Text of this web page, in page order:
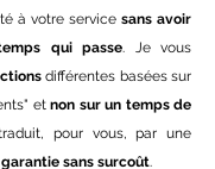
à votre service sans avoir
qui passe . Je vous
différentes basées sur
et non sur un temps de
pour vous, par une
sans surcoût